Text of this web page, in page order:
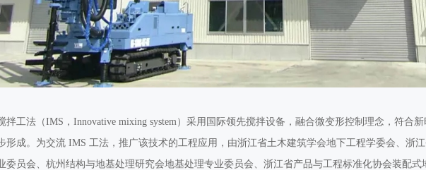
法（IMS，Innovative mixing system）采用国际领先搅拌设备，融合微变形控制理念，符合
形成。为交流 IMS 工法，推广该技术的工程应用，由浙江省土木建筑学会地下工程学委会、浙
委员会、杭州结构与地基处理研究会地基处理专业委员会、浙江省产品与工程标准化协会装配